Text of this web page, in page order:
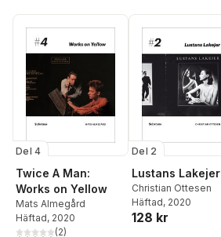
Del 4
Twice A Man:
Works on Yellow
Mats Almegård
Häftad, 2020
(2)
Del 2
Lustans Lakejer
Christian Ottesen
Häftad, 2020
128 kr